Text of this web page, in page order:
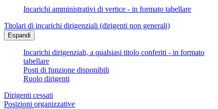
Incarichi amministrativi di vertice - in formato tabellare
Titolari di incarichi dirigenziali (dirigenti non generali)
Espandi
Incarichi dirigenziali, a qualsiasi titolo conferiti - in formato
tabellare
Posti di funzione disponibili
Ruolo dirigenti
Dirigenti cessati
Posizioni organizzative